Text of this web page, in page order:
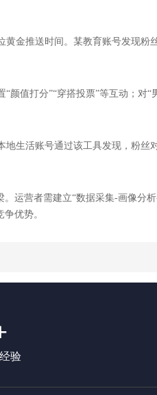
金推送时间。某教育账号发现
值打分”“穿搭投票”等互动；对“
生活账号通过该工具发现，粉
运营者需建立“数据采集-画像
优势。
验